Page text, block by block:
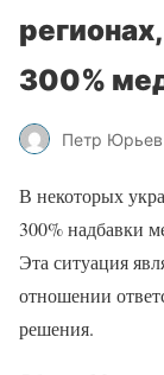
300%
Петр Юрьев
В некоторых
300% надбавки
Эта ситуация
отношении
решения.